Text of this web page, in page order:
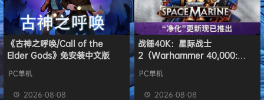
《古神之呼唤/Call of the
Elder Gods》免安装中文版
PC单机
2026-08-08
战锤40K：星际战士
2（Warhammer 40,000:
版
PC单机
2026-08-08